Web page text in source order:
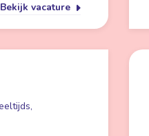
Bekijk vacature